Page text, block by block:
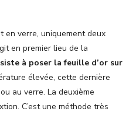
en verre, uniquement deux
en premier lieu de la
à poser la feuille d’or sur
élevée, cette dernière
au verre. La deuxième
C’est une méthode très